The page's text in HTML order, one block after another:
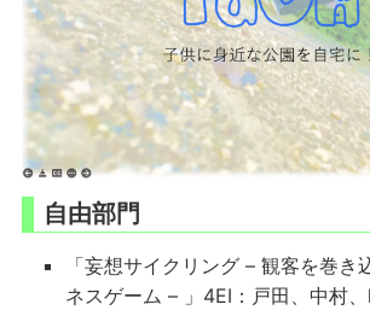
自由部門
「妄想サイクリング – 観客を巻き
ネスゲーム – 」4EI：戸田、中村